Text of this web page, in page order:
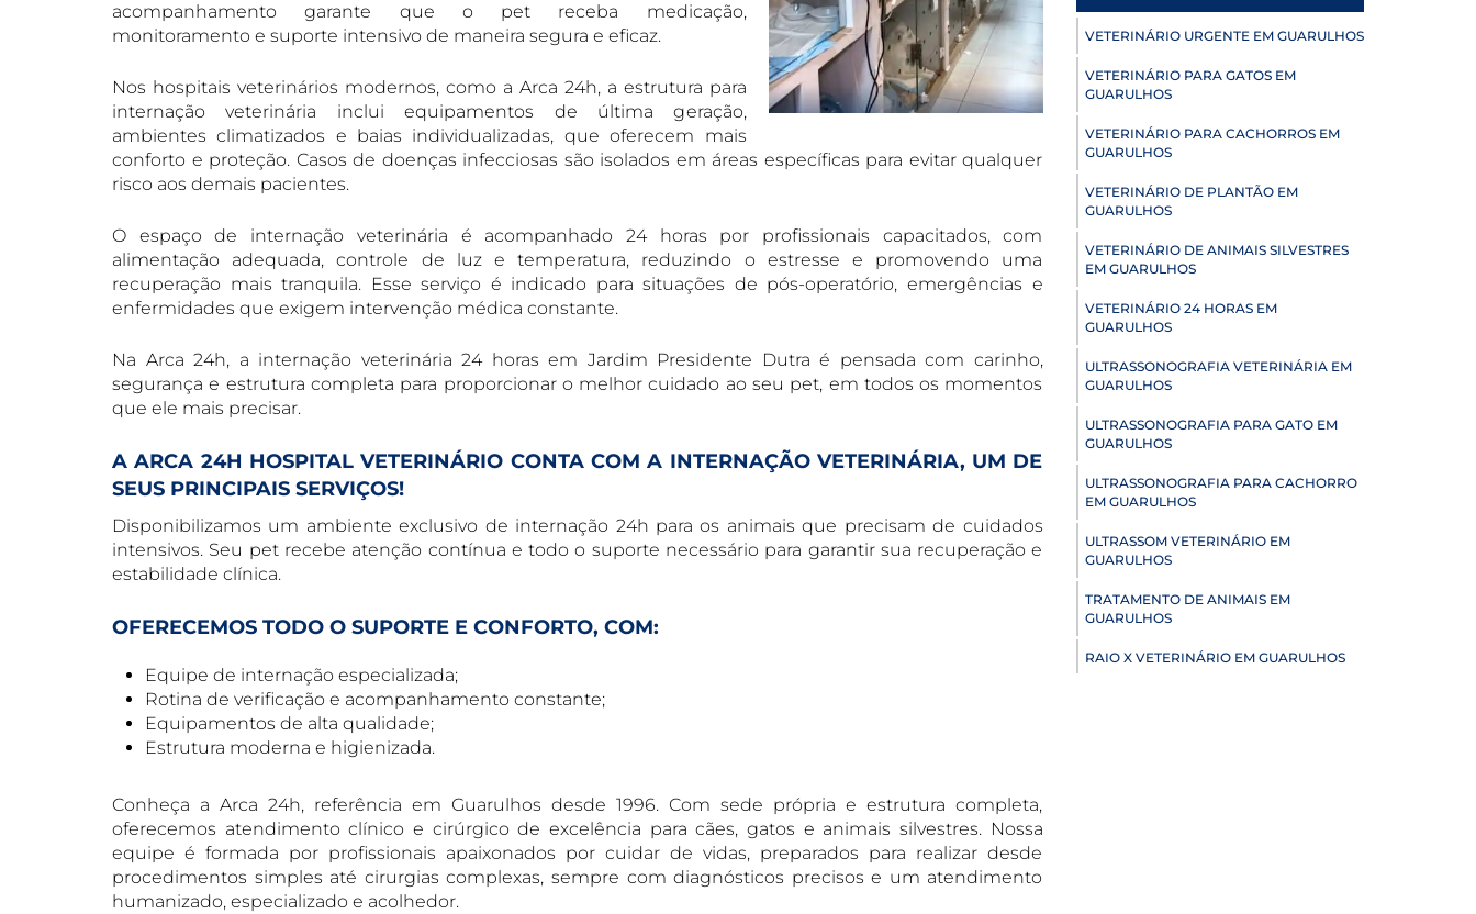
acompanhamento garante que o pet receba medicação,
monitoramento e suporte intensivo de maneira segura e eficaz.
Nos hospitais veterinários modernos, como a Arca 24h, a estrutura para
internação veterinária inclui equipamentos de última geração,
ambientes climatizados e baias individualizadas, que oferecem mais
conforto e proteção. Casos de doenças infecciosas são isolados em áreas específicas para evitar qualquer
risco aos demais pacientes.
O espaço de internação veterinária é acompanhado 24 horas por profissionais capacitados, com
alimentação adequada, controle de luz e temperatura, reduzindo o estresse e promovendo uma
recuperação mais tranquila. Esse serviço é indicado para situações de pós-operatório, emergências e
enfermidades que exigem intervenção médica constante.
Na Arca 24h, a internação veterinária 24 horas em Jardim Presidente Dutra é pensada com carinho,
segurança e estrutura completa para proporcionar o melhor cuidado ao seu pet, em todos os momentos
que ele mais precisar.
A ARCA 24H HOSPITAL VETERINÁRIO CONTA COM A INTERNAÇÃO VETERINÁRIA, UM DE
SEUS PRINCIPAIS SERVIÇOS!
Disponibilizamos um ambiente exclusivo de internação 24h para os animais que precisam de cuidados
intensivos. Seu pet recebe atenção contínua e todo o suporte necessário para garantir sua recuperação e
estabilidade clínica.
OFERECEMOS TODO O SUPORTE E CONFORTO, COM:
Equipe de internação especializada;
Rotina de verificação e acompanhamento constante;
Equipamentos de alta qualidade;
Estrutura moderna e higienizada.
Conheça a Arca 24h, referência em Guarulhos desde 1996. Com sede própria e estrutura completa,
oferecemos atendimento clínico e cirúrgico de excelência para cães, gatos e animais silvestres. Nossa
equipe é formada por profissionais apaixonados por cuidar de vidas, preparados para realizar desde
procedimentos simples até cirurgias complexas, sempre com diagnósticos precisos e um atendimento
humanizado, especializado e acolhedor.
VETERINÁRIO URGENTE EM GUARULHOS
VETERINÁRIO PARA GATOS EM
GUARULHOS
VETERINÁRIO PARA CACHORROS EM
GUARULHOS
VETERINÁRIO DE PLANTÃO EM
GUARULHOS
VETERINÁRIO DE ANIMAIS SILVESTRES
EM GUARULHOS
VETERINÁRIO 24 HORAS EM
GUARULHOS
ULTRASSONOGRAFIA VETERINÁRIA EM
GUARULHOS
ULTRASSONOGRAFIA PARA GATO EM
GUARULHOS
ULTRASSONOGRAFIA PARA CACHORRO
EM GUARULHOS
ULTRASSOM VETERINÁRIO EM
GUARULHOS
TRATAMENTO DE ANIMAIS EM
GUARULHOS
RAIO X VETERINÁRIO EM GUARULHOS